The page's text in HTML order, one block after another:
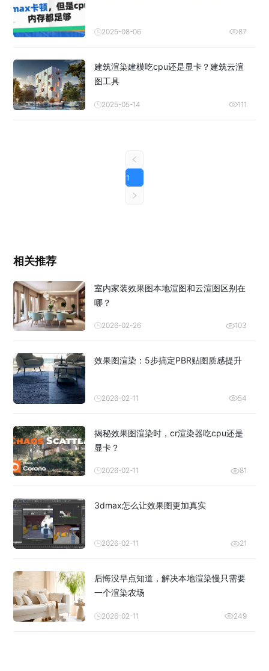
2025-08-06 87
建筑渲染建模吃cpu还是显卡？建筑云渲
图工具
2025-05-14 111
1
相关推荐
室内家装效果图本地渲图和云渲图区别在
哪？
2026-02-26 103
效果图渲染：5步搞定PBR贴图质感提升
2026-02-11 54
揭秘效果图渲染时，cr渲染器吃cpu还是
显卡？
2026-02-11 81
3dmax怎么让效果图更加真实
2026-02-11 21
后悔没早点知道，解决本地渲染慢只需要
一个渲染农场
2026-02-11 249